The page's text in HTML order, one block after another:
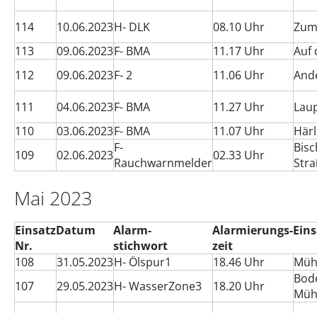
114 10.06.2023H- DLK 08.10 Uhr
113
09.06.2023F- BMA 11.17 Uhr
Auf
112
09.06.2023F- 2 11.06 Uhr
111 04.06.2023F- BMA 11.27 Uhr
110
03.06.2023F- BMA 11.07 Uhr
109
02.06.2023F-
Rauchwarnmelder02.33 Uhr
Mai 2023
Einsatz
Nr.
Datum
Alarm-
stichwort
Alarmierungs-
zeit
108 31.05.2023H- Ölspur1 18.46 Uhr
107
29.05.2023H- WasserZone3 18.20 Uhr